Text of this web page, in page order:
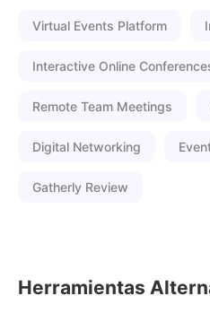
Virtual Events Platform
Interactive Online
Remote Team Meetings
Digital Networking
Gatherly Review
Herramientas